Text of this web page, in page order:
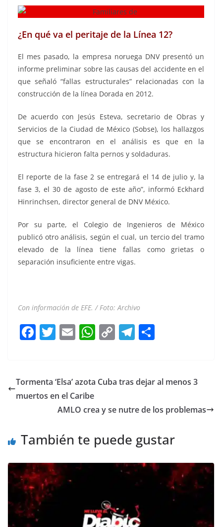
¿En qué va el peritaje de la Línea 12?
El mes pasado, la empresa noruega DNV presentó un
informe preliminar sobre las causas del accidente en el
que señaló “fallas estructurales” relacionadas con la
construcción de la línea Dorada en 2012.
De acuerdo con Jesús Esteva, secretario de Obras y
Servicios de la Ciudad de México (Sobse), los hallazgos
que se encontraron en el análisis es que en la
estructura hicieron falta pernos y soldaduras.
El reporte de la fase 2 se entregará el 14 de julio y, la
fase 3, el 30 de agosto de este año”, informó Eckhard
Hinrinchsen, director general de DNV México.
Por su parte, el Colegio de Ingenieros de México
publicó otro análisis, según el cual, un tercio del tramo
elevado de la línea tiene fallas como grietas o
separación insuficiente entre vigas.
Con información de EFE. / Foto: Archivo
F
e
b
k
T
er
E
l
W
s
p
C
y
n
T
gr
m
e
Tormenta ‘Elsa’ azota Cuba tras dejar al menos 3
muertos en el Caribe
AMLO crea y se nutre de los problemas
También te puede gustar